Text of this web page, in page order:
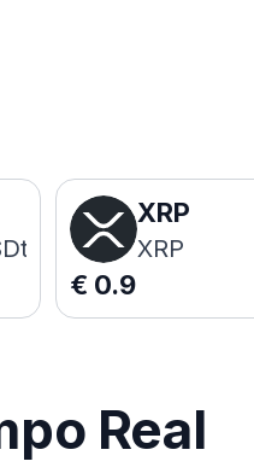
XRP
XRP
€ 0.9
Real